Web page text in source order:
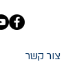
צור קשר